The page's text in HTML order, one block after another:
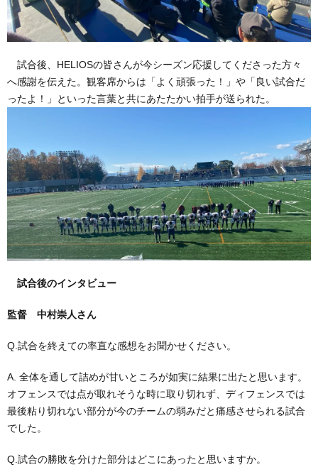
試合後、HELIOSの皆さんが今シーズン応援してくださった方々
へ感謝を伝えた。観客席からは「よく頑張った！」や「良い試合だ
ったよ！」といった言葉と共にあたたかい拍手が送られた。
試合後のインタビュー
監督 中村崇人さん
Q.試合を終えての率直な感想をお聞かせください。
A. 全体を通して詰めが甘いところが如実に結果に出たと思います。
オフェンスでは点が取れそうな時に取り切れず、ディフェンスでは
最後粘り切れない部分が今のチームの弱みだと痛感させられる試合
でした。
Q.試合の勝敗を分けた部分はどこにあったと思いますか。